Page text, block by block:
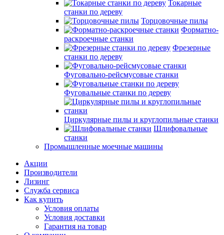
Токарные
станки по дереву
Торцовочные пилы
Форматно-
раскроечные станки
Фрезерные
станки по дереву
Фуговально-рейсмусовые станки
Фуговальные станки по дереву
Циркулярные пилы и круглопильные станки
Шлифовальные
станки
Промышленные моечные машины
Акции
Производители
Лизинг
Служба сервиса
Как купить
Условия оплаты
Условия доставки
Гарантия на товар